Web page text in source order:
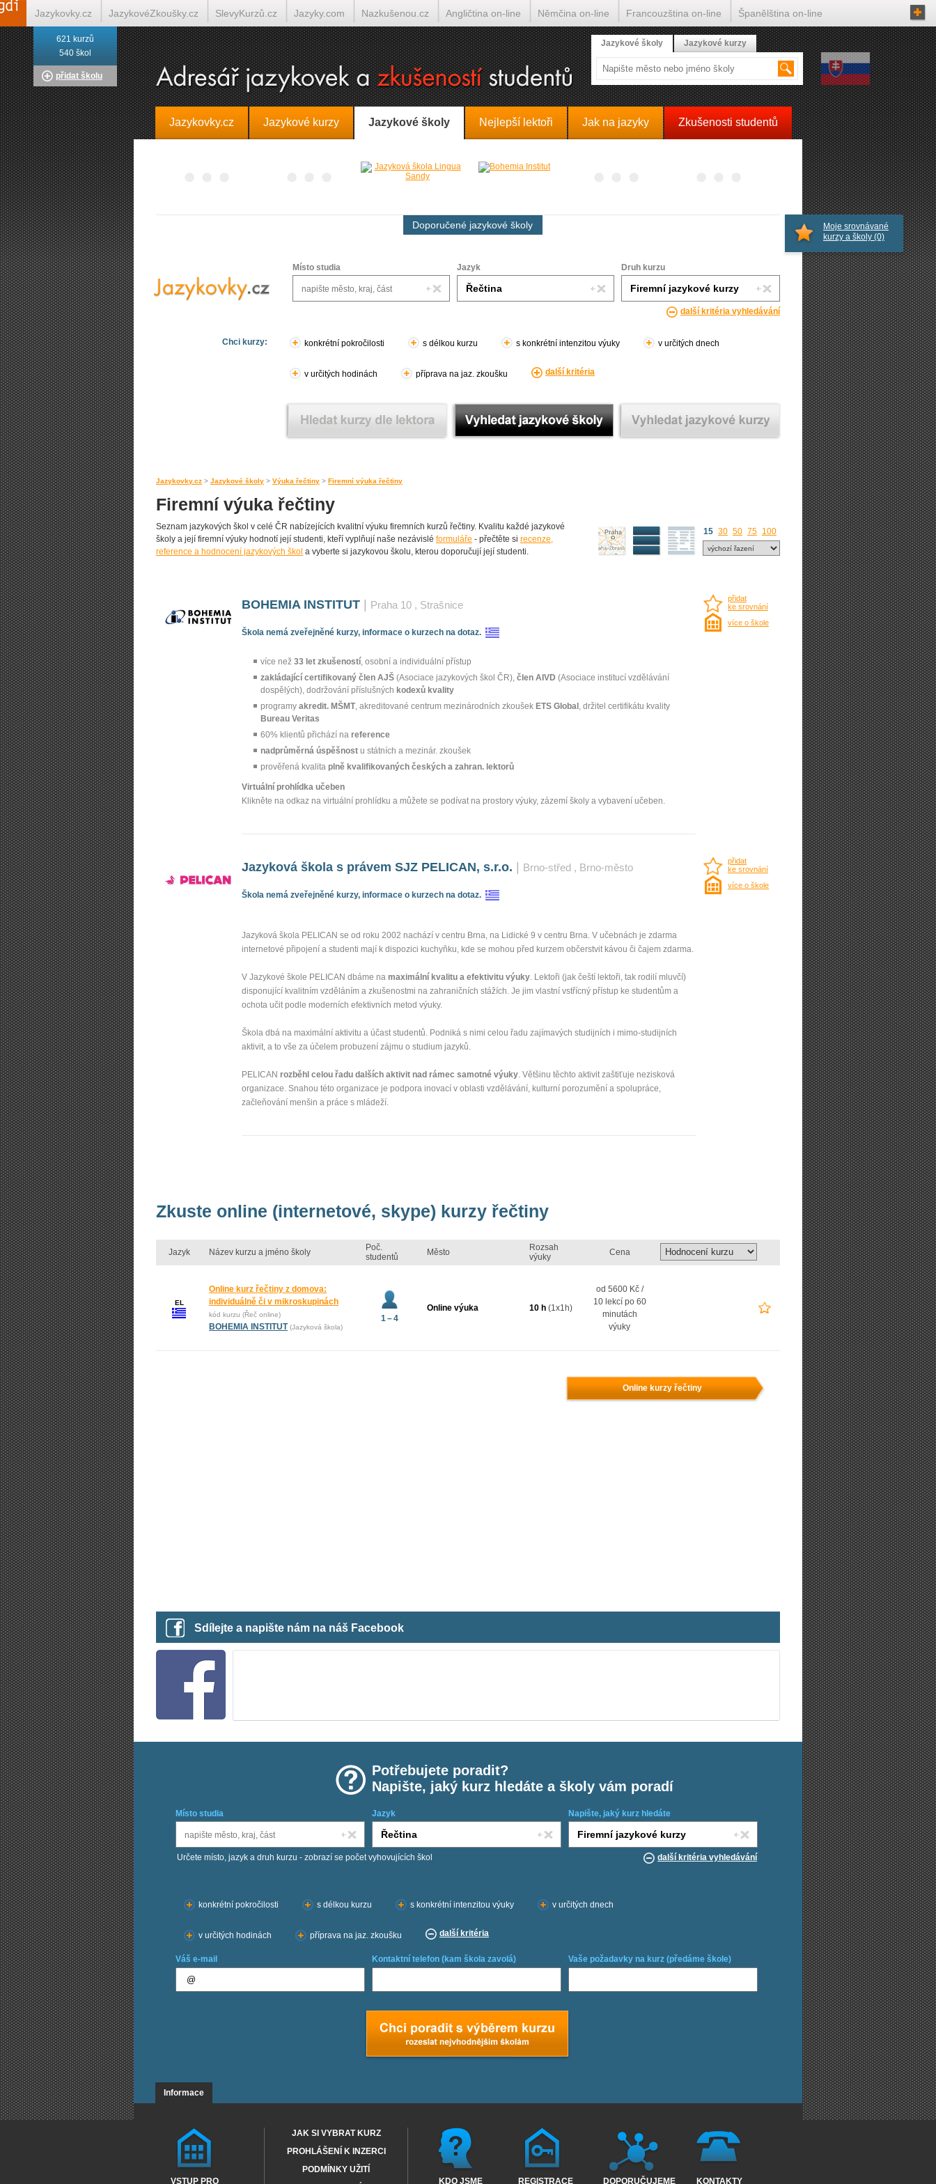
Jazykovky.cz Jazykové kurzy Jazykové školy Nejlepší lektoři Jak na jazyky Zkušenosti studentů
Doporučené jazykové školy
Místo studia Jazyk Druh kurzu
další kritéria vyhledávání
Chci kurzy: konkrétní pokročilosti s délkou kurzu s konkrétní intenzitou výuky v určitých dnech
v určitých hodinách příprava na jaz. zkoušku další kritéria
Jazykovky.cz > Jazykové školy > Výuka řečtiny > Firemní výuka řečtiny
Firemní výuka řečtiny
Seznam jazykových škol v celé ČR nabízejících kvalitní výuku firemních kurzů řečtiny. Kvalitu každé jazykové
školy a její firemní výuky hodnotí její studenti, kteří vyplňují naše nezávislé formuláře - přečtěte si recenze,
reference a hodnocení jazykových škol a vyberte si jazykovou školu, kterou doporučují její studenti.
15 30 50 75 100
BOHEMIA INSTITUT Praha 10 , Strašnice
Škola nemá zveřejněné kurzy, informace o kurzech na dotaz.
přidat
ke srovnání
více o škole
více než 33 let zkušeností, osobní a individuální přístup
zakládající certifikovaný člen AJŠ (Asociace jazykových škol ČR), člen AIVD (Asociace institucí vzdělávání
dospělých), dodržování příslušných kodexů kvality
programy akredit. MŠMT, akreditované centrum mezinárodních zkoušek ETS Global , držitel certifikátu kvality
Bureau Veritas
60% klientů přichází na reference
nadprůměrná úspěšnost u státních a mezinár. zkoušek
prověřená kvalita plně kvalifikovaných českých a zahran. lektorů
Virtuální prohlídka učeben
Klikněte na odkaz na virtuální prohlídku a můžete se podívat na prostory výuky, zázemí školy a vybavení učeben.
Jazyková škola s právem SJZ PELICAN, s.r.o. Brno-střed , Brno-město
Škola nemá zveřejněné kurzy, informace o kurzech na dotaz.
přidat
ke srovnání
více o škole
Jazyková škola PELICAN se od roku 2002 nachází v centru Brna, na Lidické 9 v centru Brna. V učebnách je zdarma
internetové připojení a studenti mají k dispozici kuchyňku, kde se mohou před kurzem občerstvit kávou či čajem zdarma.
V Jazykové škole PELICAN dbáme na maximální kvalitu a efektivitu výuky. Lektoři (jak čeští lektoři, tak rodilí mluvčí)
disponující kvalitním vzděláním a zkušenostmi na zahraničních stážích. Je jim vlastní vstřícný přístup ke studentům a
ochota učit podle moderních efektivních metod výuky.
Škola dbá na maximální aktivitu a účast studentů. Podniká s nimi celou řadu zajímavých studijních i mimo-studijních
aktivit, a to vše za účelem probuzení zájmu o studium jazyků.
PELICAN rozběhl celou řadu dalších aktivit nad rámec samotné výuky. Většinu těchto aktivit zaštiťuje nezisková
organizace. Snahou této organizace je podpora inovací v oblasti vzdělávání, kulturní porozumění a spolupráce,
začleňování menšin a práce s mládeží.
Zkuste online (internetové, skype) kurzy řečtiny
Jazyk Název kurzu a jméno školy
Poč.
studentů
Město
Rozsah
výuky
Cena
EL
Online kurz řečtiny z domova:
individuálně či v mikroskupinách
kód kurzu (Řeč online)
BOHEMIA INSTITUT (Jazyková škola)
1 – 4
Online výuka 10 h (1x1h)
od 5600 Kč /
10 lekcí po 60
minutách
výuky
Online kurzy řečtiny
Sdílejte a napište nám na náš Facebook
Potřebujete poradit?
Napište, jaký kurz hledáte a školy vám poradí
Místo studia Jazyk Napište, jaký kurz hledáte
Určete místo, jazyk a druh kurzu - zobrazí se počet vyhovujících škol další kritéria vyhledávání
konkrétní pokročilosti
s délkou kurzu s konkrétní intenzitou výuky v určitých dnech
v určitých hodinách příprava na jaz. zkoušku další kritéria
Váš e-mail Kontaktní telefon (kam škola zavolá) Vaše požadavky na kurz (předáme škole)
Moje srovnávané
kurzy a školy (0)
621 kurzů
540 škol
přidat školu
Jazykové školy Jazykové kurzy
Informace
VSTUP PRO
JAK SI VYBRAT KURZ
PROHLÁŠENÍ K INZERCI
PODMÍNKY UŽITÍ
KDO JSME REGISTRACE DOPORUČUJEME KONTAKTY
Jazykovky.cz JazykovéZkoušky.cz SlevyKurzů.cz Jazyky.com Nazkušenou.cz Angličtina on-line Němčina on-line Francouzština on-line Španělština on-line
Italština on-line Tlumočení-Překlady.cz Překládá.cz Tlumočí.cz